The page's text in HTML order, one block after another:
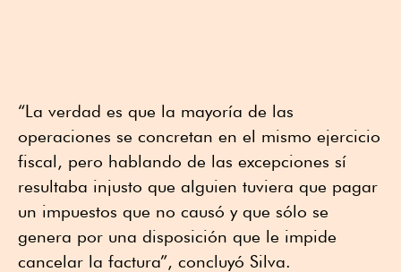
“La verdad es que la mayoría de las
operaciones se concretan en el mismo ejercicio
fiscal, pero hablando de las excepciones sí
resultaba injusto que alguien tuviera que pagar
un impuestos que no causó y que sólo se
genera por una disposición que le impide
cancelar la factura”, concluyó Silva.